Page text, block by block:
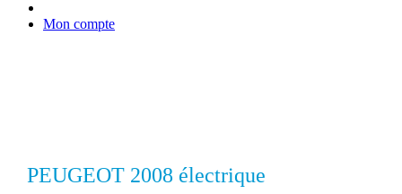
Mon compte
PEUGEOT 2008 électrique